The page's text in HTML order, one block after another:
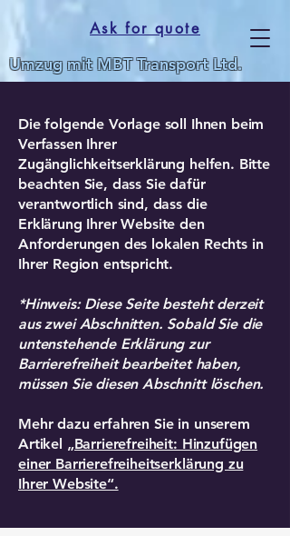
Umzug mit MBT Transport Ltd.
Ask for quote
Die folgende Vorlage soll Ihnen beim
Verfassen Ihrer
Zugänglichkeitserklärung helfen. Bitte
beachten Sie, dass Sie dafür
verantwortlich sind, dass die
Erklärung Ihrer Website den
Anforderungen des lokalen Rechts in
Ihrer Region entspricht.
*Hinweis: Diese Seite besteht derzeit
aus zwei Abschnitten. Sobald Sie die
untenstehende Erklärung zur
Barrierefreiheit bearbeitet haben,
müssen Sie diesen Abschnitt löschen.
Mehr dazu erfahren Sie in unserem
Artikel „Barrierefreiheit: Hinzufügen
einer Barrierefreiheitserklärung zu
Ihrer Website“.